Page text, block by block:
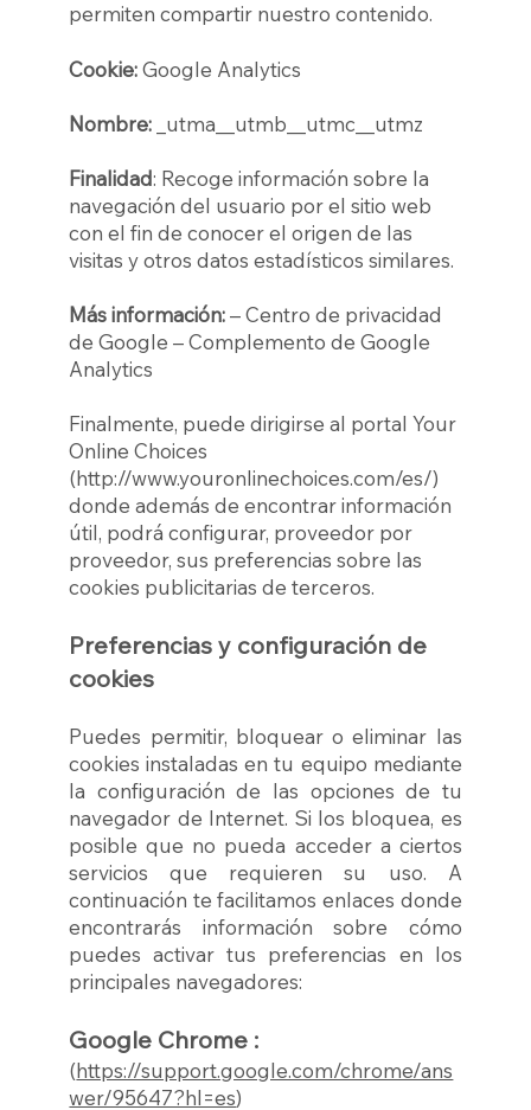
permiten compartir nuestro contenido.
Cookie:Google Analytics
Nombre: _utma__utmb__utmc__utmz
Finalidad: Recoge información sobre la
navegación del usuario por el sitio web
con el fin de conocer el origen de las
visitas y otros datos estadísticos similares.
Más información:– Centro de privacidad
de Google – Complemento de Google
Analytics
Finalmente, puede dirigirse al portal Your
Online Choices
(http://www.youronlinechoices.com/es/)
donde además de encontrar información
útil, podrá configurar, proveedor por
proveedor, sus preferencias sobre las
cookies publicitarias de terceros.
Preferencias y configuración de
cookies
Puedes permitir, bloquear o eliminar las
cookies instaladas en tu equipo mediante
la configuración de las opciones de tu
navegador de Internet. Si los bloquea, es
posible que no pueda acceder a ciertos
servicios que requieren su uso. A
continuación te facilitamos enlaces donde
encontrarás información sobre cómo
puedes activar tus preferencias en los
principales navegadores:
Google Chrome :
(https://support.google.com/chrome/ans
wer/95647?hl=es)